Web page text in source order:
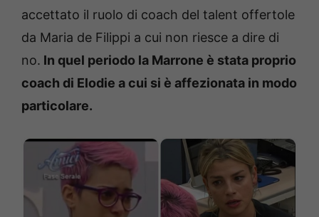
accettato il ruolo di coach del talent offertole
da Maria de Filippi a cui non riesce a dire di
no. In quel periodo la Marrone è stata proprio
coach di Elodie a cui si è affezionata in modo
particolare.